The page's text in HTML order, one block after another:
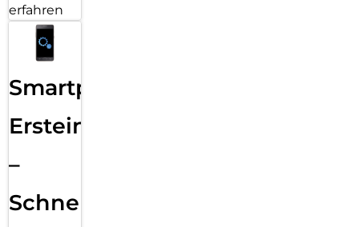
erfahren
Smartphone
Ersteinrichtung
–
Schnelle